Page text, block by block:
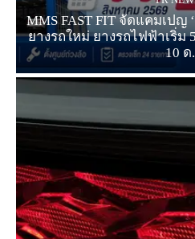
MMS FAST FIT จัดแคมเปญ
ยางรถใหม่ ยางรถไฟฟ้าเริ่ม
10 ด.